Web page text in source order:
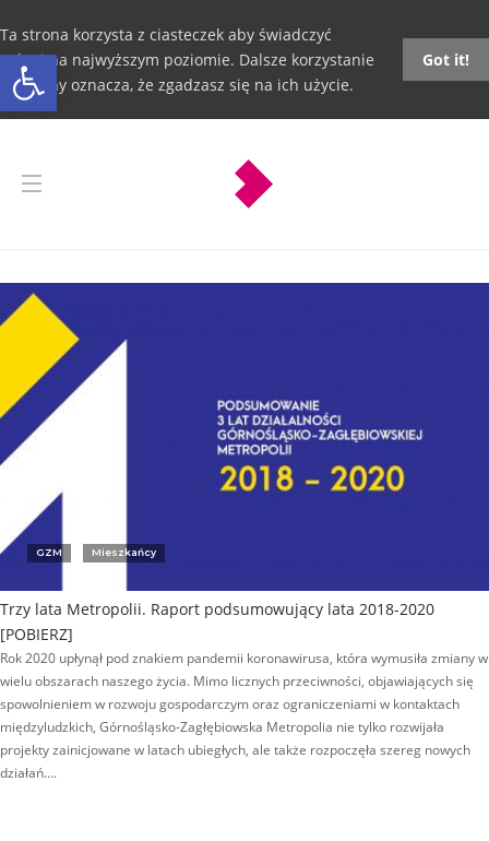
Otwórz pasek narzędzi
Ta strona korzysta z ciasteczek aby świadczyć
usługi na najwyższym poziomie. Dalsze korzystanie
ze strony oznacza, że zgadzasz się na ich użycie.
Got it!
GZM Mieszkańcy
Trzy lata Metropolii. Raport podsumowujący lata 2018-2020
[POBIERZ]
Rok 2020 upłynął pod znakiem pandemii koronawirusa, która wymusiła zmiany w
wielu obszarach naszego życia. Mimo licznych przeciwności, objawiających się
spowolnieniem w rozwoju gospodarczym oraz ograniczeniami w kontaktach
międzyludzkich, Górnośląsko-Zagłębiowska Metropolia nie tylko rozwijała
projekty zainicjowane w latach ubiegłych, ale także rozpoczęła szereg nowych
działań….